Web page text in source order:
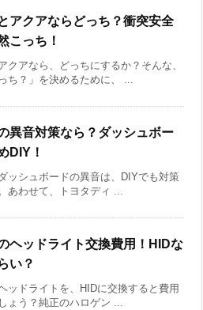
アクアならどっち？衝突安全
こっち！
クアなら、どっちにするか？そんな、
ち？」を決めるために、 ...
異音対策なら？ダッシュボー
DIY！
ッシュボードの異音は、DIYでも対策
あわせて、トヨタディ ...
ヘッドライト交換費用！HIDな
い？
ッドライトを、HIDに交換すると費用
ょう？純正のハロゲン ...